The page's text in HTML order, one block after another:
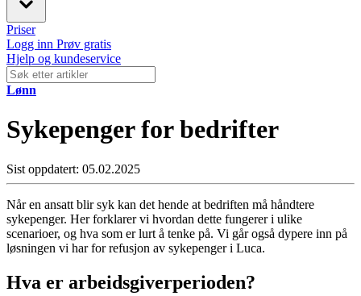
Priser
Logg inn Prøv gratis
Hjelp og kundeservice
Lønn
Sykepenger for bedrifter
Sist oppdatert: 05.02.2025
Når en ansatt blir syk kan det hende at bedriften må håndtere
sykepenger. Her forklarer vi hvordan dette fungerer i ulike
scenarioer, og hva som er lurt å tenke på. Vi går også dypere inn på
løsningen vi har for refusjon av sykepenger i Luca.
Hva er arbeidsgiverperioden?